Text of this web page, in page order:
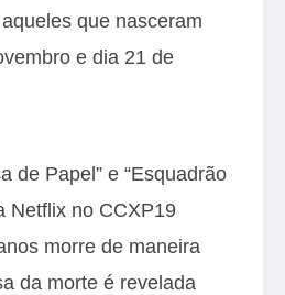
que nasceram
e dia 21 de
de Papel” e “Esquadrão
Netflix no CCXP19
morre de maneira
da morte é revelada